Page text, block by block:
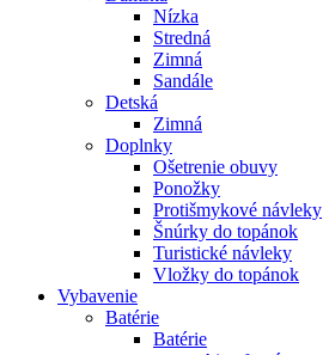
Nízka
Stredná
Zimná
Sandále
Detská
Zimná
Doplnky
Ošetrenie obuvy
Ponožky
Protišmykové návleky
Šnúrky do topánok
Turistické návleky
Vložky do topánok
Vybavenie
Batérie
Batérie